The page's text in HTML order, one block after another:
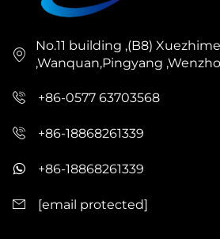
No.11 building ,(B8)
,Wanquan,Pingyang
+86-0577 63703568
+86-18868261339
+86-18868261339
[email protected]